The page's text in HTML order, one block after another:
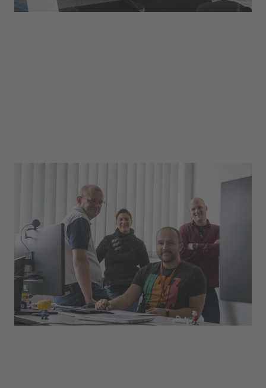
Unsere IT-Experten verwalten die IT-
Infrastruktur der uvex group und kümmern sich
darum, dass alle Systeme reibungslos laufen.
Außerdem unterstützen sie unsere
Mitarbeitenden bei Themen rund um ihre
technische Ausstattung.